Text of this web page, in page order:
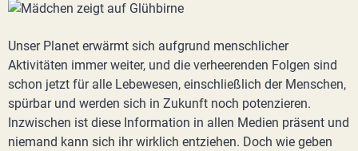
Unser Planet erwärmt sich aufgrund menschlicher
Aktivitäten immer weiter, und die verheerenden Folgen sind
schon jetzt für alle Lebewesen, einschließlich der Menschen,
spürbar und werden sich in Zukunft noch potenzieren.
Inzwischen ist diese Information in allen Medien präsent und
niemand kann sich ihr wirklich entziehen. Doch wie geben